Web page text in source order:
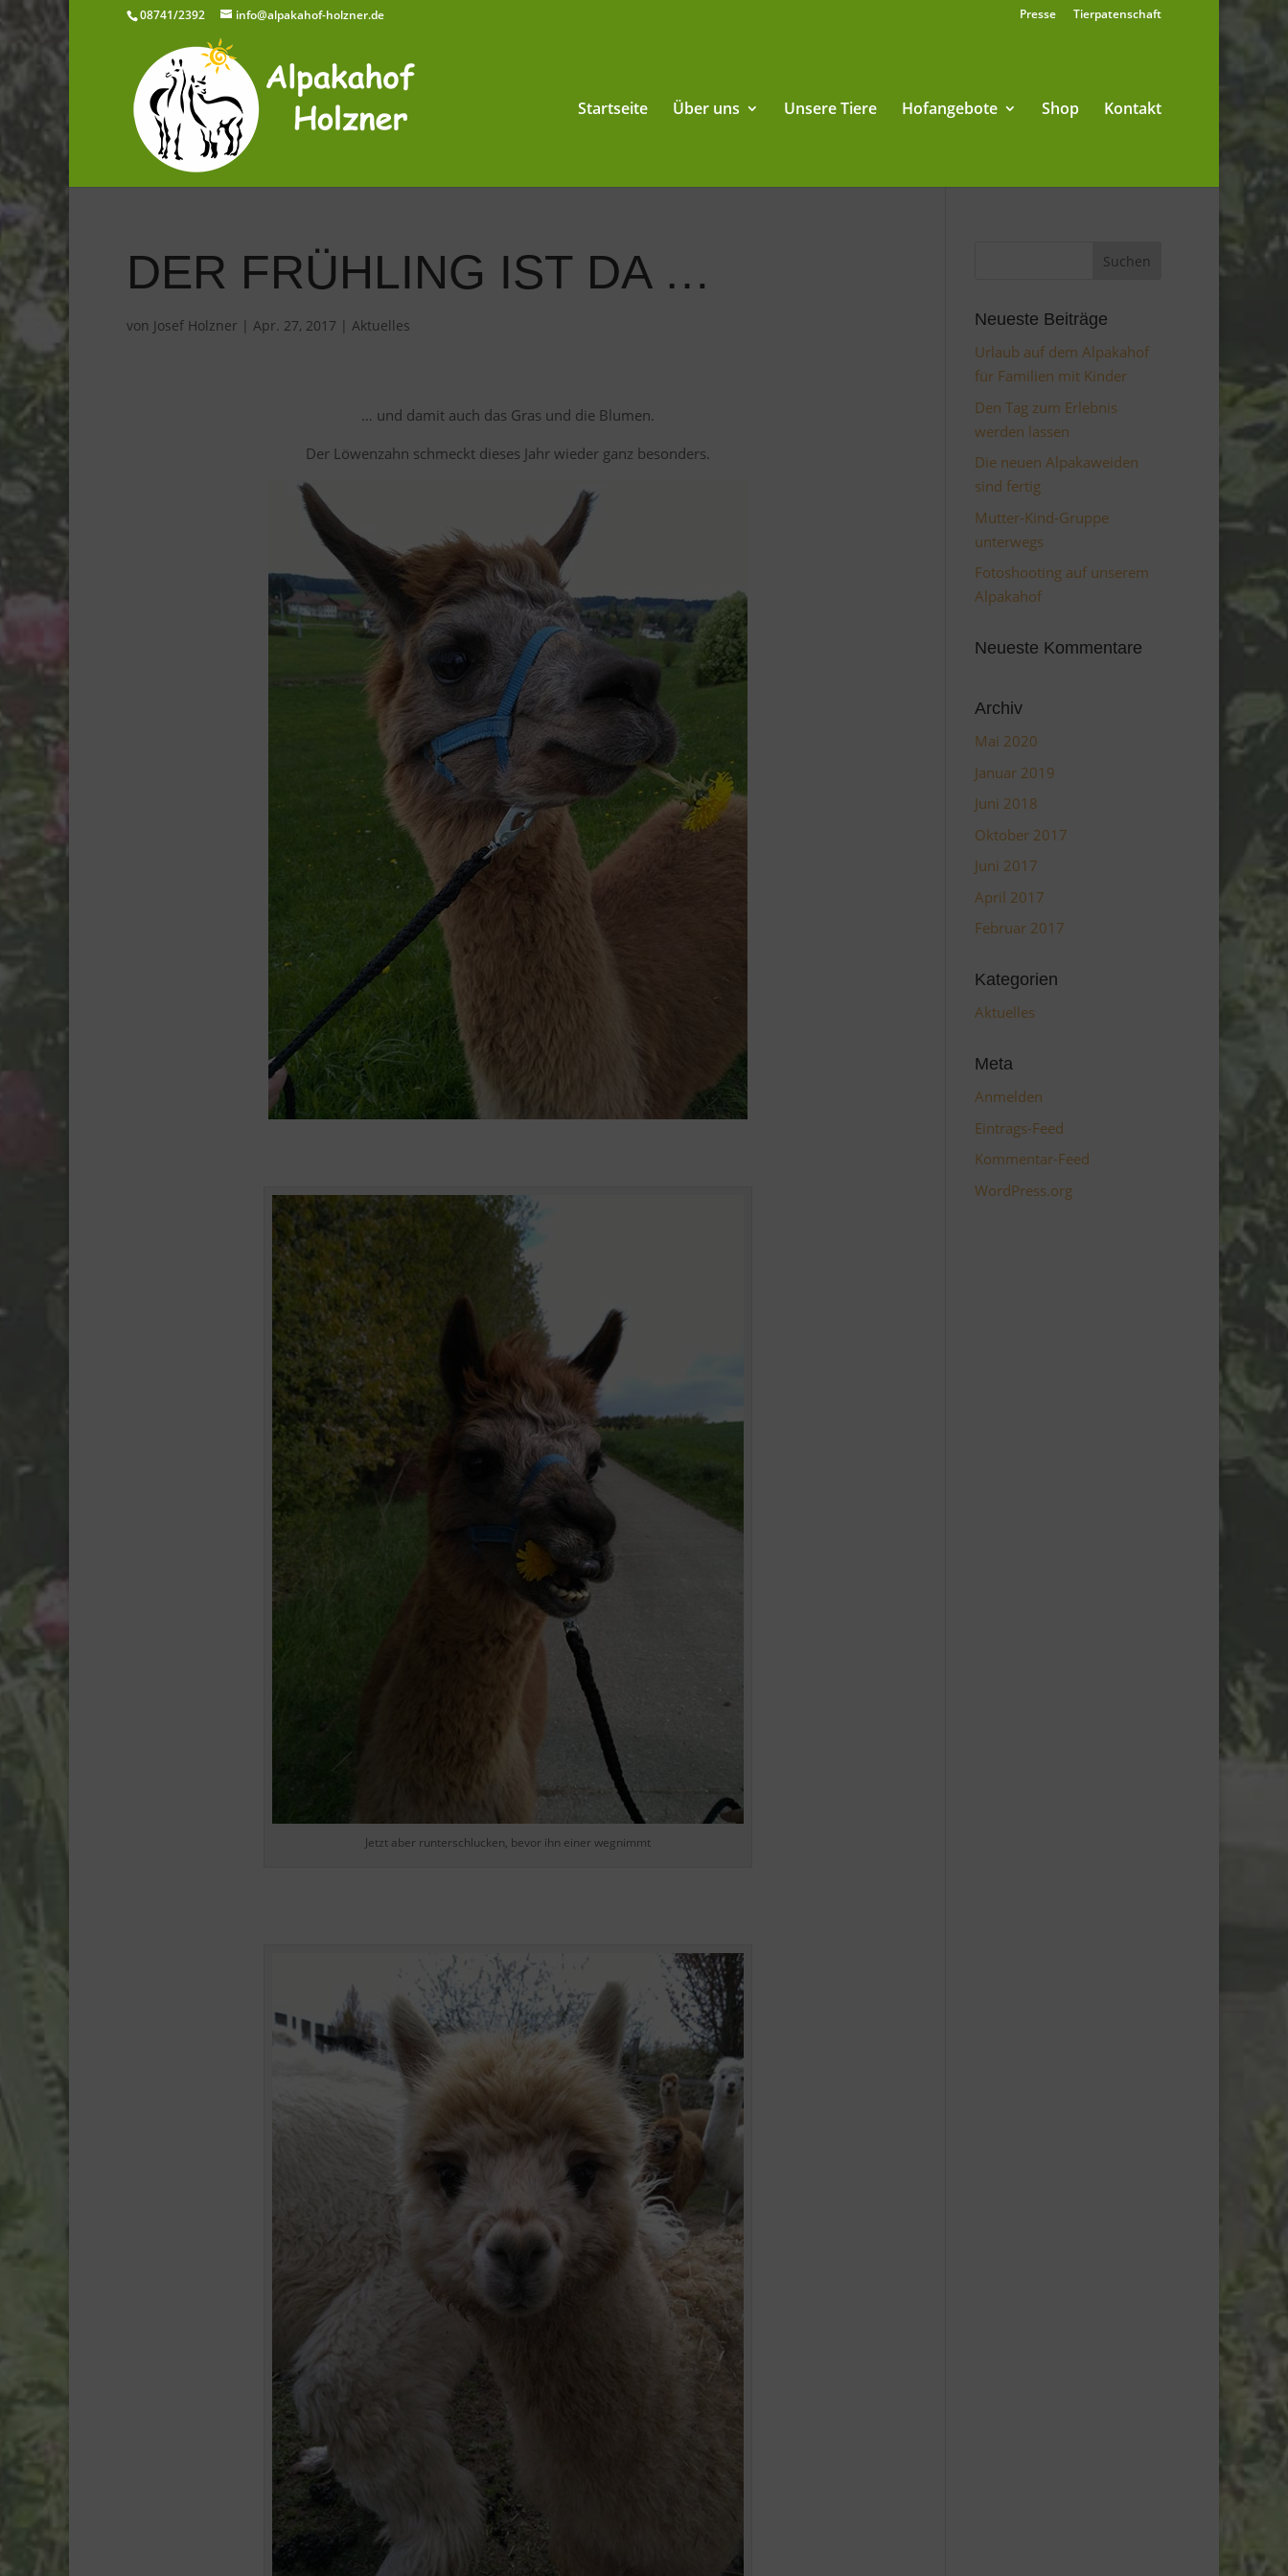
08741/2392 info@alpakahof-holzner.de Presse Tierpatenschaft
Startseite Über uns Unsere Tiere Hofangebote Shop Kontakt
DER FRÜHLING IST DA …
von Josef Holzner | Apr. 27, 2017 | Aktuelles
… und damit auch das Gras und die Blumen.
Der Löwenzahn schmeckt dieses Jahr wieder ganz besonders.
Jetzt aber runterschlucken, bevor ihn einer wegnimmt
Neueste Beiträge
Urlaub auf dem Alpakahof
für Familien mit Kinder
Den Tag zum Erlebnis
werden lassen
Die neuen Alpakaweiden
sind fertig
Mutter-Kind-Gruppe
unterwegs
Fotoshooting auf unserem
Alpakahof
Neueste Kommentare
Archiv
Mai 2020
Januar 2019
Juni 2018
Oktober 2017
Juni 2017
April 2017
Februar 2017
Kategorien
Aktuelles
Meta
Anmelden
Eintrags-Feed
Kommentar-Feed
WordPress.org